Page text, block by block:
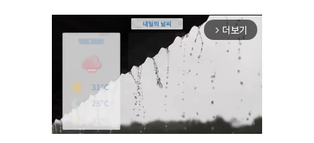
arrow_forward_ios 더보기